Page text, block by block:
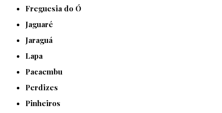
Freguesia do Ó
Jaguaré
Jaraguá
Lapa
Pacaembu
Perdizes
Pinheiros